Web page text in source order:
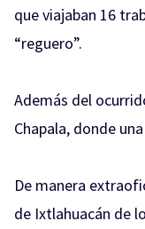
que viajaban 16
“reguero”.
Además del
Chapala, donde
De manera
de Ixtlahuacán de